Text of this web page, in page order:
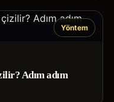
Yöntem
Adım adım